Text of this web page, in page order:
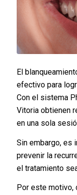
El
efectivo para
Con el sistema
Vitoria obtienen
en una sola
Sin embargo, es
prevenir la
el tratamiento
Por este motivo,